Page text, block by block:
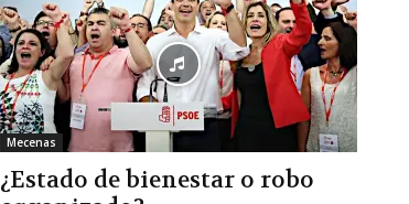
Mecenas
¿Estado de bienestar o robo